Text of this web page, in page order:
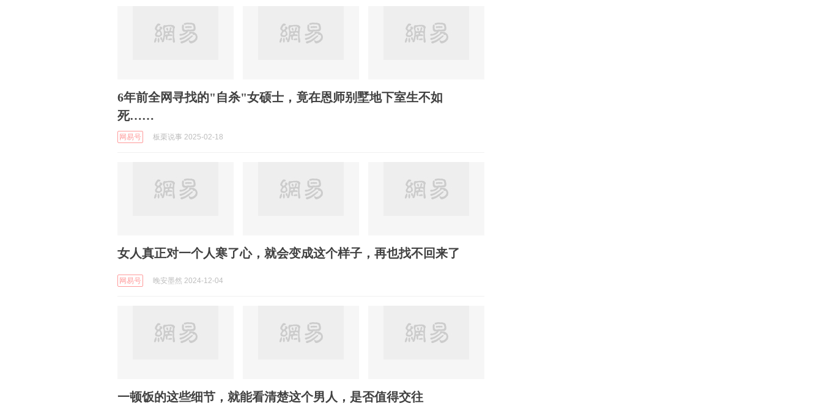
6年前全网寻找的"自杀"女硕士，竟在恩师别墅地下室生不如
死……
网易号 板栗说事 2025-02-18
女人真正对一个人寒了心，就会变成这个样子，再也找不回来了
网易号 晚安墨然 2024-12-04
一顿饭的这些细节，就能看清楚这个男人，是否值得交往